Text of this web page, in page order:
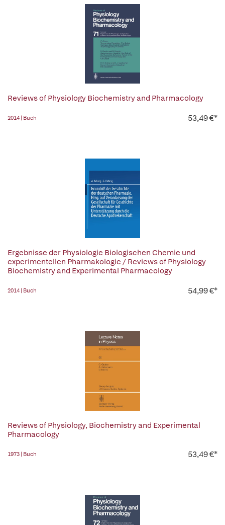
Reviews of Physiology Biochemistry and Pharmacology
2014 | Buch 53,49 €*
Ergebnisse der Physiologie Biologischen Chemie und
experimentellen Pharmakologie / Reviews of Physiology
Biochemistry and Experimental Pharmacology
2014 | Buch 54,99 €*
Reviews of Physiology, Biochemistry and Experimental
Pharmacology
1973 | Buch 53,49 €*